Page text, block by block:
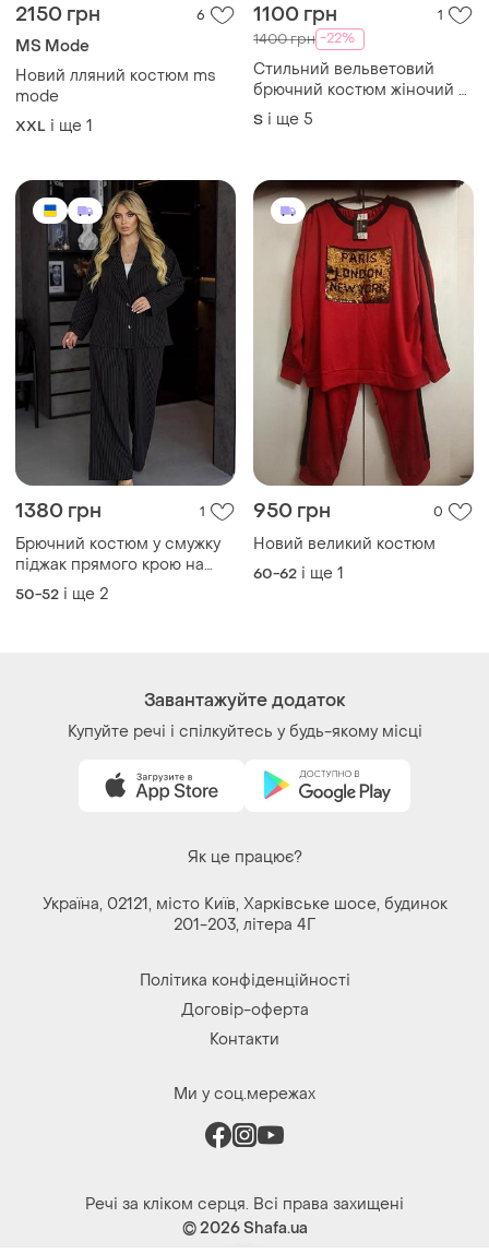
2150 грн 6
MS Mode
Новий лляний костюм ms
mode
XXL і ще 1
1100 грн 1
1400 грн -22%
Стильний вельветовий
брючний костюм жіночий з
вільною сорочкою та
штанами джоггерами
S і ще 5
1380 грн 1
Брючний костюм у смужку
піджак прямого крою на
гудзиках та брюки палаццо
50-52 і ще 2
950 грн 0
Новий великий костюм
60-62 і ще 1
Завантажуйте додаток
Купуйте речі і спілкуйтесь у будь-якому місці
Як це працює?
Україна, 02121, місто Київ, Харківське шосе, будинок
201-203, літера 4Г
Політика конфіденційності
Договір-оферта
Контакти
Ми у соц.мережах
Речі за кліком серця. Всі права захищені
© 2026Shafa.ua